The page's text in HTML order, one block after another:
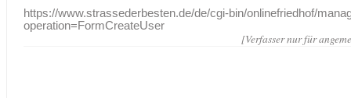
https://www.strassederbesten.de/de/cgi-bin/onlinefriedhof/
operation=FormCreateUser
[Verfasser nur für